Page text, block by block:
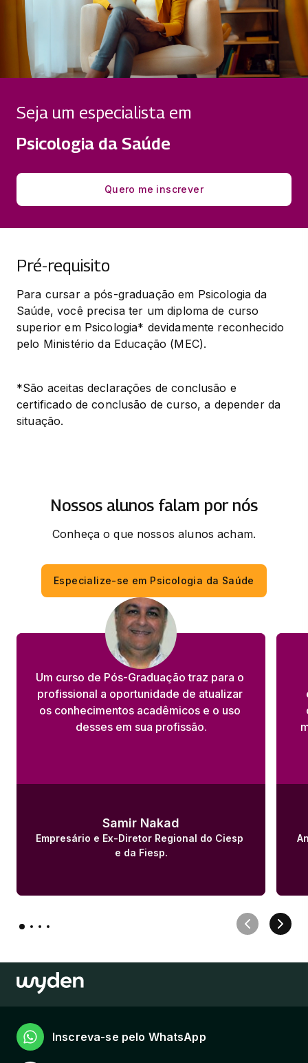
PSICOFARMACOLOGIA
20 horas
PSICOLOGIA HOSPITALAR I
Seja um especialista em
Psicologia da Saúde
Quero me inscrever
Pré-requisito
Para cursar a pós-graduação em Psicologia da
Saúde, você precisa ter um diploma de curso
superior em Psicologia* devidamente reconhecido
pelo Ministério da Educação (MEC).
*São aceitas declarações de conclusão e
certificado de conclusão de curso, a depender da
situação.
Nossos alunos falam por nós
Conheça o que nossos alunos acham.
Especialize-se em Psicologia da Saúde
Um curso de Pós-Graduação traz para o
profissional a oportunidade de atualizar
os conhecimentos acadêmicos e o uso
desses em sua profissão.
Samir Nakad
Empresário e Ex-Diretor Regional do Ciesp
e da Fiesp.
Inscreva-se pelo WhatsApp